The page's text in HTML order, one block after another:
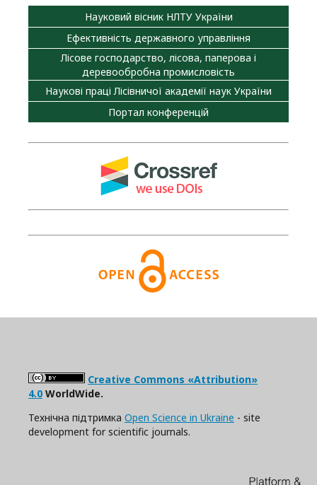
Науковий вісник НЛТУ України
Ефективність державного управління
Лісове господарство, лісова, паперова і
деревообробна промисловість
Наукові праці Лісівничої академії наук України
Портал конференцій
Creative Commons «Attribution»
4.0 WorldWide.
Технічна підтримка Open Science in Ukraine - site
development for scientific journals.